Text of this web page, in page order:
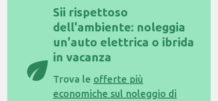
eco
Sii rispettoso
dell'ambiente: noleggia
un'auto elettrica o ibrida
in vacanza
Trova le offerte più
economiche sul noleggio di